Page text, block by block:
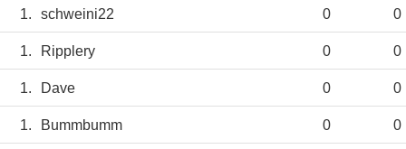
1. schweini22 0 0
1. Ripplery 0 0
1. Dave 0 0
1. Bummbumm 0 0